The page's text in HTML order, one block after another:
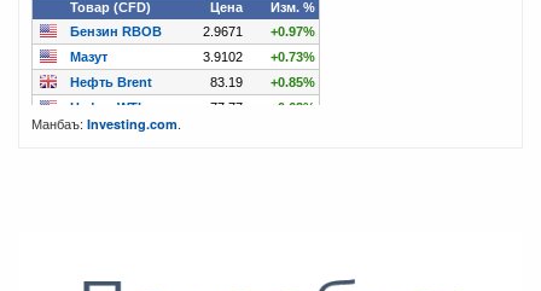
Манбаъ: Investing.com.